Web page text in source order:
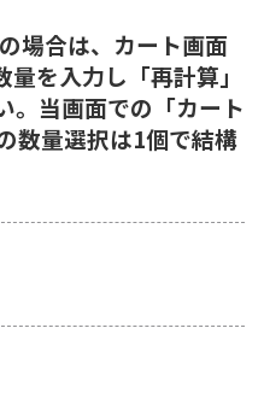
場合は、カート画面
を入力し「再計算」
。当画面での「カート
数量選択は1個で結構